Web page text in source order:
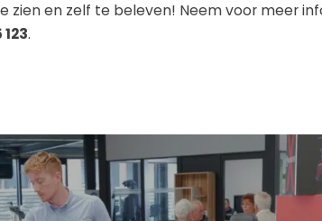
zien en zelf te beleven! Neem voor meer
.